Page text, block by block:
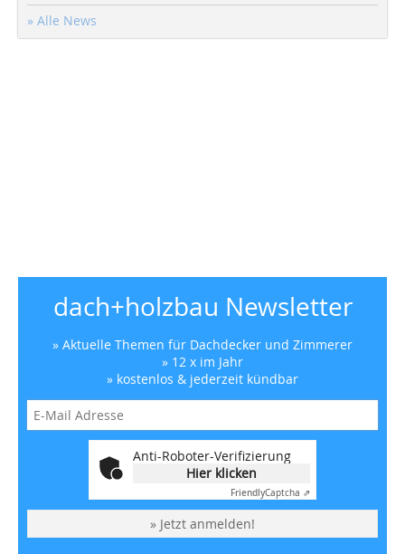
» Alle News
dach+holzbau Newsletter
» Aktuelle Themen für Dachdecker und Zimmerer
» 12 x im Jahr
» kostenlos & jederzeit kündbar
Anti-Roboter-Verifizierung
Hier klicken
FriendlyCaptcha ⇗
» Jetzt anmelden!